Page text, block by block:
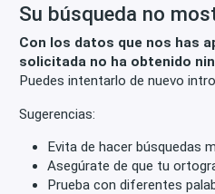
Su búsqueda no
Con los datos que nos has
solicitada no ha obtenido
Puedes intentarlo de nuevo
Sugerencias:
Evita de hacer búsquedas
Asegúrate de que tu
Prueba con diferentes